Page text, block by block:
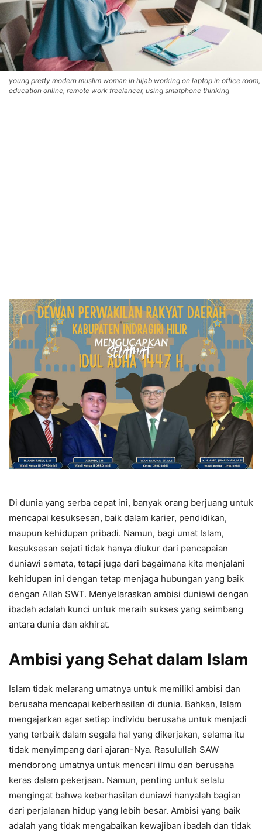
young pretty modern muslim woman in hijab working on laptop in office room,
education online, remote work freelancer, using smatphone thinking
Di dunia yang serba cepat ini, banyak orang berjuang untuk
mencapai kesuksesan, baik dalam karier, pendidikan,
maupun kehidupan pribadi. Namun, bagi umat Islam,
kesuksesan sejati tidak hanya diukur dari pencapaian
duniawi semata, tetapi juga dari bagaimana kita menjalani
kehidupan ini dengan tetap menjaga hubungan yang baik
dengan Allah SWT. Menyelaraskan ambisi duniawi dengan
ibadah adalah kunci untuk meraih sukses yang seimbang
antara dunia dan akhirat.
Ambisi yang Sehat dalam Islam
Islam tidak melarang umatnya untuk memiliki ambisi dan
berusaha mencapai keberhasilan di dunia. Bahkan, Islam
mengajarkan agar setiap individu berusaha untuk menjadi
yang terbaik dalam segala hal yang dikerjakan, selama itu
tidak menyimpang dari ajaran-Nya. Rasulullah SAW
mendorong umatnya untuk mencari ilmu dan berusaha
keras dalam pekerjaan. Namun, penting untuk selalu
mengingat bahwa keberhasilan duniawi hanyalah bagian
dari perjalanan hidup yang lebih besar. Ambisi yang baik
adalah yang tidak mengabaikan kewajiban ibadah dan tidak